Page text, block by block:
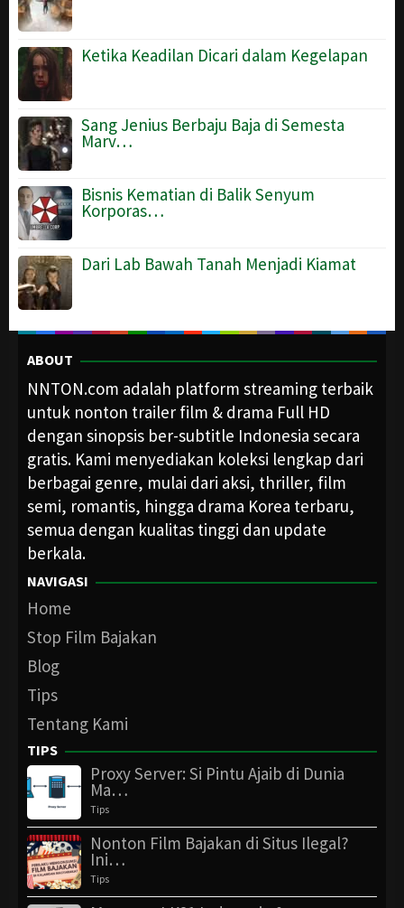
Ketika Keadilan Dicari dalam Kegelapan
Sang Jenius Berbaju Baja di Semesta
Marv…
Bisnis Kematian di Balik Senyum
Korporas…
Dari Lab Bawah Tanah Menjadi Kiamat
ABOUT
NNTON.com adalah platform streaming terbaik
untuk nonton trailer film & drama Full HD
dengan sinopsis ber-subtitle Indonesia secara
gratis. Kami menyediakan koleksi lengkap dari
berbagai genre, mulai dari aksi, thriller, film
semi, romantis, hingga drama Korea terbaru,
semua dengan kualitas tinggi dan update
berkala.
NAVIGASI
Home
Stop Film Bajakan
Blog
Tips
Tentang Kami
TIPS
Proxy Server: Si Pintu Ajaib di Dunia
Ma…
Tips
Nonton Film Bajakan di Situs Ilegal?
Ini…
Tips